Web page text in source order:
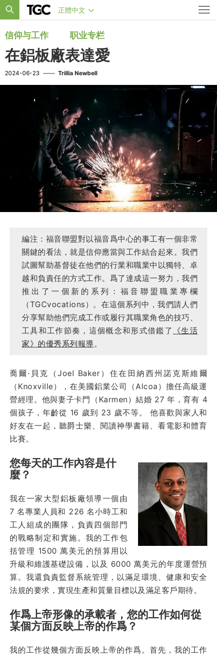
正體中文
信仰与工作 职业专栏
在鋁板廠表達愛
2024-06-23 —— Trillia Newbell
編注：福音聯盟對以福音爲中心的事工有一個非常
關鍵的看法，就是信仰應當與工作結合起來。我們
試圖幫助基督徒在他們的行業和職業中以獨特、卓
越和負責任的方式工作。爲了達成這一努力，我們
推出了一個新的系列：福音聯盟職業專欄
（TGCvocations）。在這個系列中，我們請人們
分享幫助他們完成工作或履行其職業角色的技巧、
工具和工作節奏，這個概念和形式借鑑了 《生活
家》的優秀系列報導。
喬爾·貝克（Joel Baker）住在田納西州諾克斯維爾
（Knoxville），在美國鋁業公司（Alcoa）擔任高級運
營經理。他與妻子卡門（Karmen）結婚 27 年，育有 4
個孩子，年齡從 16 歲到 23 歲不等。 他喜歡與家人和
好友在一起，聽爵士樂、閱讀神學書籍、看電影和體育
比賽。
您每天的工作內容是什
麼？
我在一家大型鋁板廠領導一個由
7 名專業人員和 226 名小時工和
工人組成的團隊，負責四個部門
的戰略制定和實施。我的工作包
括管理 1500 萬美元的預算用以
升級和維護基礎設備，以及 6000 萬美元的年度運營預
算。我還負責監督系統管理，以滿足環境、健康和安全
法規的要求，實現生產和質量目標以及滿足客戶期待。
作爲上帝形像的承載者，您的工作如何從
某個方面反映上帝的作爲？
我的工作從幾個方面反映上帝的作爲。首先，我的工作